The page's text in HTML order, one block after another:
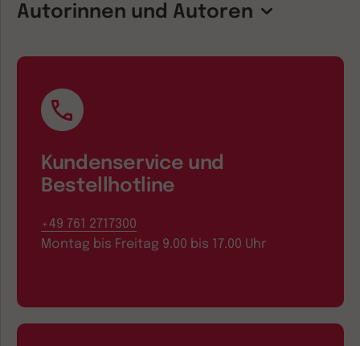
Autorinnen und Autoren
Kundenservice und
Bestellhotline
+49 761 2717300
Montag bis Freitag 9.00 bis 17.00 Uhr